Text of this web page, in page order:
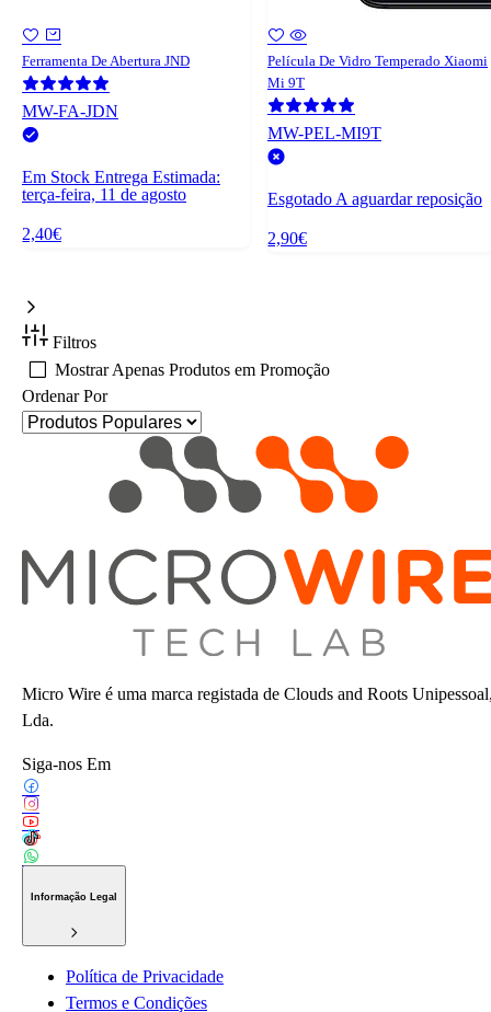
Ferramenta De Abertura JND
MW-FA-JDN
Em Stock Entrega Estimada:
terça-feira, 11 de agosto
2,40€
Película De Vidro Temperado Xiaomi
Mi 9T
MW-PEL-MI9T
Esgotado A aguardar reposição
2,90€
Filtros
Mostrar Apenas Produtos em Promoção
Ordenar Por
Micro Wire é uma marca registada de Clouds and Roots
Lda.
Siga-nos Em
Informação Legal
Política de Privacidade
Termos e Condições